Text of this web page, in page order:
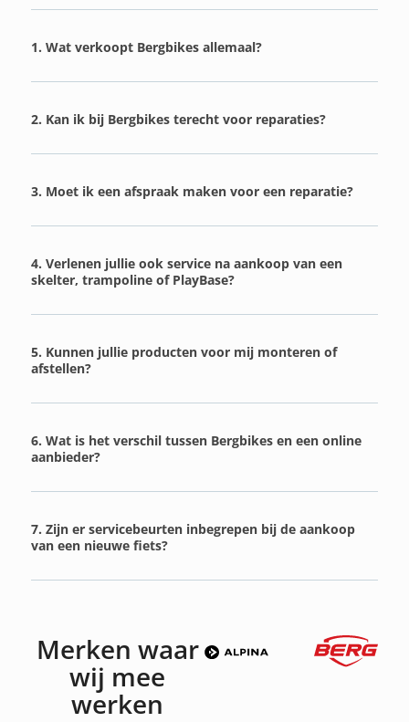
1. Wat verkoopt Bergbikes allemaal?
2. Kan ik bij Bergbikes terecht voor reparaties?
3. Moet ik een afspraak maken voor een reparatie?
4. Verlenen jullie ook service na aankoop van een
skelter, trampoline of PlayBase?
5. Kunnen jullie producten voor mij monteren of
afstellen?
6. Wat is het verschil tussen Bergbikes en een online
aanbieder?
7. Zijn er servicebeurten inbegrepen bij de aankoop
van een nieuwe fiets?
Merken waar
wij mee
werken